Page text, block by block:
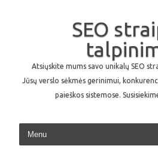
SEO
Atsiųskite mums savo unikalų SEO
Jūsų verslo sėkmės gerinimui,
paieškos sistemose.
Skip